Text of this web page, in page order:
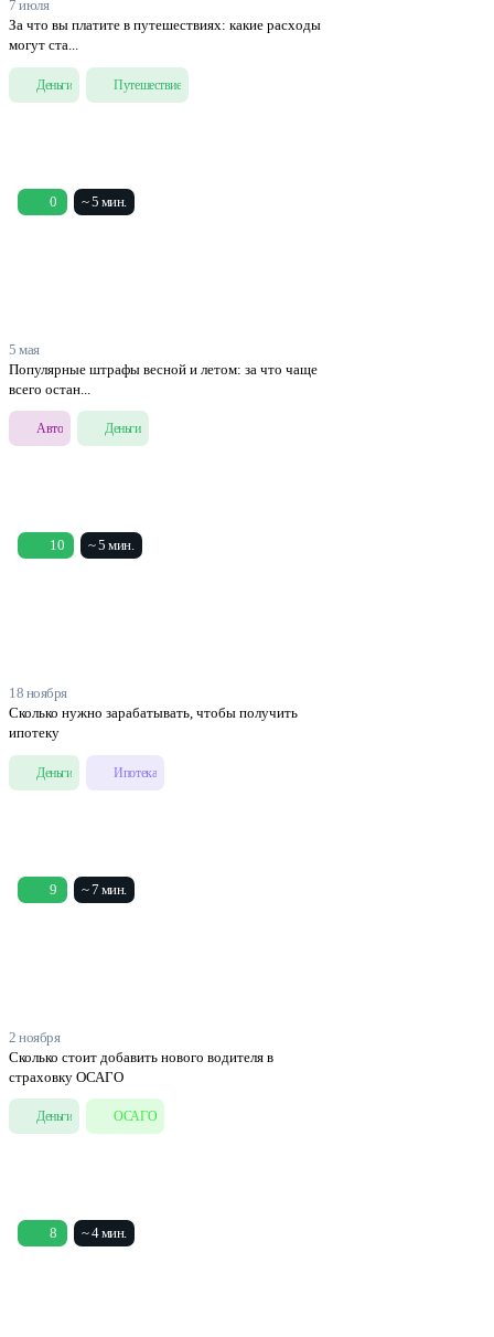
7 июля
За что вы платите в путешествиях: какие расходы
могут ста...
Деньги Путешествие
0 ~ 5 мин.
5 мая
Популярные штрафы весной и летом: за что чаще
всего остан...
Авто Деньги
10 ~ 5 мин.
18 ноября
Сколько нужно зарабатывать, чтобы получить
ипотеку
Деньги Ипотека
9 ~ 7 мин.
2 ноября
Сколько стоит добавить нового водителя в
страховку ОСАГО
Деньги ОСАГО
8 ~ 4 мин.